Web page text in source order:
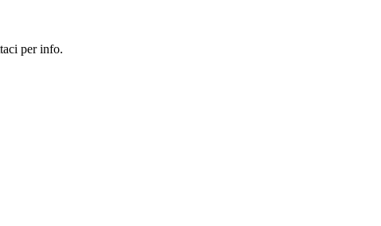
per info.